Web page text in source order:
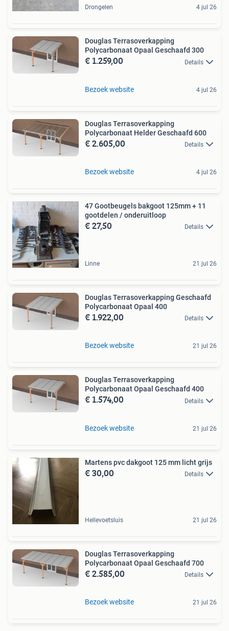
Drongelen 4 jul 26
Douglas Terrasoverkapping
Polycarbonaat Opaal Geschaafd 300
€ 1.259,00 Details
Bezoek website 4 jul 26
Douglas Terrasoverkapping
Polycarbonaat Helder Geschaafd 600
€ 2.605,00 Details
Bezoek website 4 jul 26
47 Gootbeugels bakgoot 125mm + 11
gootdelen / onderuitloop
€ 27,50 Details
Linne 21 jul 26
Douglas Terrasoverkapping Geschaafd
Polycarbonaat Opaal 400
€ 1.922,00 Details
Bezoek website 21 jul 26
Douglas Terrasoverkapping
Polycarbonaat Opaal Geschaafd 400
€ 1.574,00 Details
Bezoek website 21 jul 26
Martens pvc dakgoot 125 mm licht grijs
€ 30,00 Details
Hellevoetsluis 21 jul 26
Douglas Terrasoverkapping
Polycarbonaat Opaal Geschaafd 700
€ 2.585,00 Details
Bezoek website 21 jul 26